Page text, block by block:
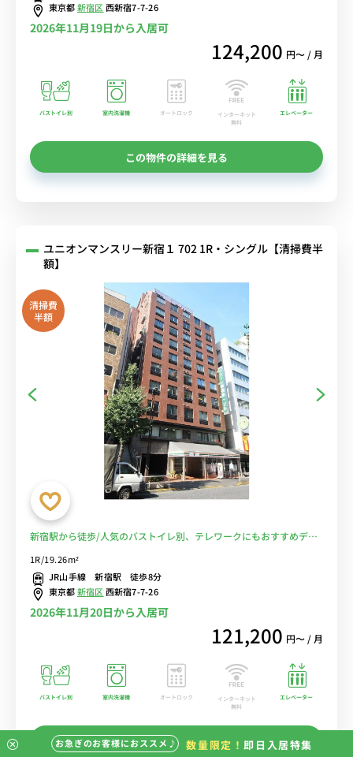
東京都新宿区西新宿7-7-26
2026年11月19日から入居可
124,200 円〜 / 月
バストイレ別 室内洗濯機 オートロック
インターネット
無料
エレベーター
この物件の詳細を見る
ユニオンマンスリー新宿１ 702 1R・シングル【清掃費半
額】
清掃費
半額
新宿駅から徒歩/人気のバストイレ別、テレワークにもおすすめデス
1R/19.26m²
JR山手線 新宿駅 徒歩8分
東京都新宿区西新宿7-7-26
2026年11月20日から入居可
121,200 円〜 / 月
バストイレ別 室内洗濯機 オートロック
インターネット
無料
エレベーター
この物件の詳細を見る
お急ぎのお客様におススメ♪ 数量限定！ 即日入居特集